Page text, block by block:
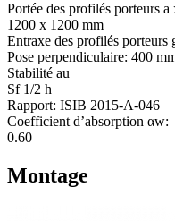
Portée des profilés porteurs
1200 x 1200 mm
Entraxe des profilés porteurs
Pose perpendiculaire: 400
Stabilité au
Sf 1/2 h
Rapport: ISIB 2015-A-046
Coefficient d’absorption αw:
0.60
Montage